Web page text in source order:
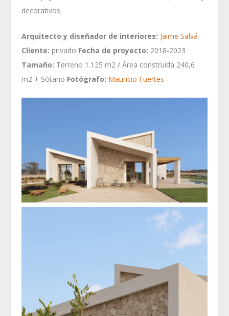
decorativos.
Arquitecto y diseñador de interiores: Jaime Salvá
Cliente: privado Fecha de proyecto: 2018-2023
Tamaño: Terreno 1.125 m2 / Área construida 240,6
m2 + Sótano Fotógrafo: Mauricio Fuertes